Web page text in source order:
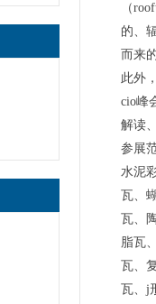
（
的、
而来
此外
cio峰
解读
参展
水泥
瓦、
瓦、
脂瓦
瓦、
瓦、j